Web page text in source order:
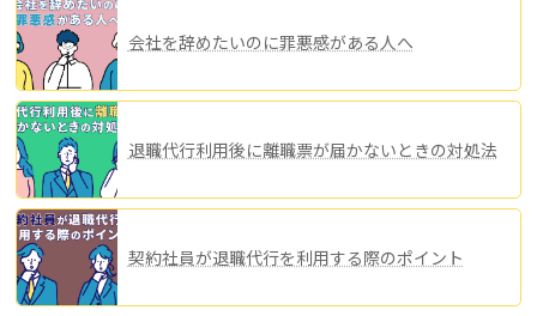
会社を辞めたいのに罪悪感がある人へ
退職代行利用後に離職票が届かないときの対処法
契約社員が退職代行を利用する際のポイント